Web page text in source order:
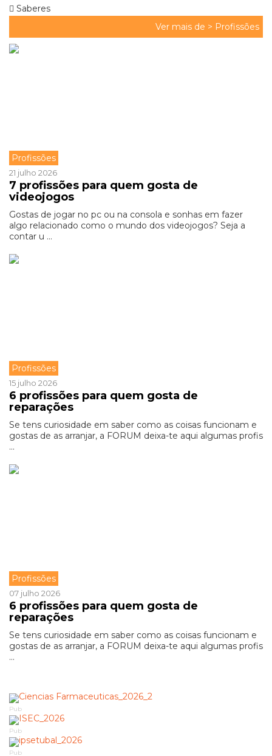
Saberes
Ver mais de > Profissões
Profissões
21 julho 2026
7 profissões para quem gosta de
videojogos
Gostas de jogar no pc ou na consola e sonhas em fazer
algo relacionado como o mundo dos videojogos? Seja a
contar u ...
Profissões
15 julho 2026
6 profissões para quem gosta de
reparações
Se tens curiosidade em saber como as coisas funcionam e
gostas de as arranjar, a FORUM deixa-te aqui algumas profis
...
Profissões
07 julho 2026
6 profissões para quem gosta de
reparações
Se tens curiosidade em saber como as coisas funcionam e
gostas de as arranjar, a FORUM deixa-te aqui algumas profis
...
Pub
Pub
Pub